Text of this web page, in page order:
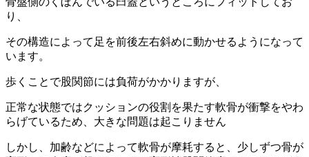
り、
その構造によって足を前後左右斜めに動かせるようになって
います。
歩くことで股関節には負荷がかかりますが、
正常な状態ではクッションの役割を果たす軟骨が衝撃をやわ
らげているため、大きな問題は起こりません
しかし、加齢などによって軟骨が摩耗すると、少しずつ骨が